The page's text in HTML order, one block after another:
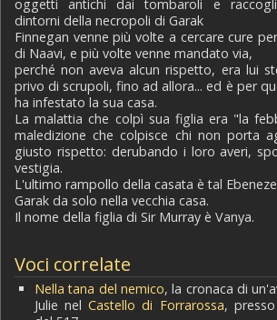
oggetti antichi dai tombaroli e
dintorni della necropoli di Garak
Finnegan venne più volte a cercare cure
di Naavi, e più volte venne mandato via,
perché non aveva alcun rispetto, era lui
privo di scrupoli, fino ad allora... ed è per
ha infestato la sua casa.
La malattia che colpì sua figlia era "la
maledizione che colpisce chi non porta
giusto rispetto: derubando i loro averi,
vestigia.
L'ultimo rampollo della casata è tal
Garak da solo nella vecchia casa.
Il nome della figlia di Sir Murray è Vanya.
Voci correlate
Nella tana del nemico, la cronaca di
Julie nelCastello di Forrarossa, presso